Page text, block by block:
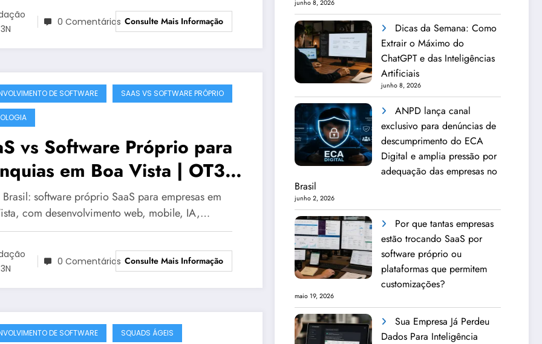
0 Comentários Consulte Mais Informação
DE SOFTWARE SAAS VS SOFTWARE PRÓPRIO
vs Software Próprio para
em Boa Vista | OT3N
– Guia 1481
software próprio SaaS para empresas em
com desenvolvimento web, mobile, IA,…
0 Comentários Consulte Mais Informação
DE SOFTWARE SQUADS ÁGEIS
junho 8, 2026
Dicas da Semana: Como
Extrair o Máximo do
ChatGPT e das Inteligências
Artificiais
junho 8, 2026
ANPD lança canal
exclusivo para denúncias de
descumprimento do ECA
Digital e amplia pressão por
adequação das empresas no
Brasil
junho 2, 2026
Por que tantas empresas
estão trocando SaaS por
software próprio ou
plataformas que permitem
customizações?
maio 19, 2026
Sua Empresa Já Perdeu
Dados Para Inteligência